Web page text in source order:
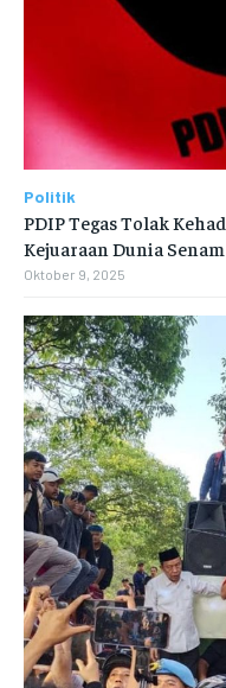
Politik
PDIP Tegas Tolak
Kejuaraan Dunia
Oktober 9, 2025